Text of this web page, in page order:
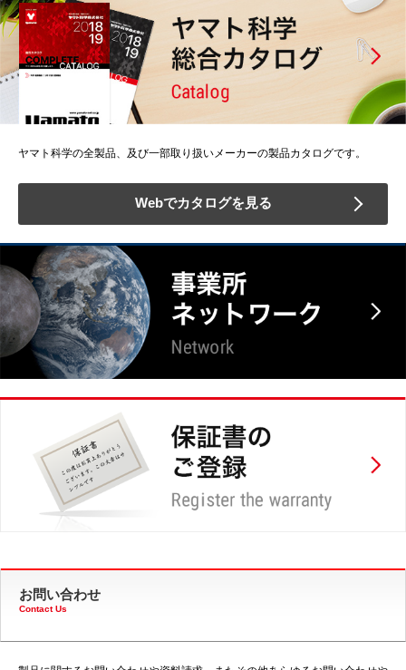
ヤマト科学の全製品、及び一部取り扱いメーカーの製品カタログです。
Webでカタログを見る
お問い合わせ
Contact Us